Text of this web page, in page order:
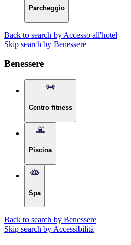
Parcheggio
Back to search by Accesso all'hotel
Skip search by Benessere
Benessere
Centro fitness
Piscina
Spa
Back to search by Benessere
Skip search by Accessibilità